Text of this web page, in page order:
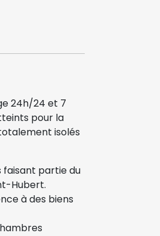
24h/24 et 7
pour la
isolés
faisant partie du
Hubert.
à des biens